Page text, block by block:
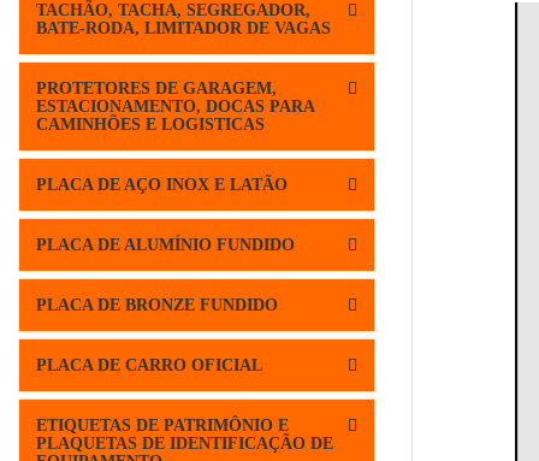
TACHÃO, TACHA, SEGREGADOR,
BATE-RODA, LIMITADOR DE VAGAS
PROTETORES DE GARAGEM,
ESTACIONAMENTO, DOCAS PARA
CAMINHÕES E LOGISTICAS
PLACA DE AÇO INOX E LATÃO
PLACA DE ALUMÍNIO FUNDIDO
PLACA DE BRONZE FUNDIDO
PLACA DE CARRO OFICIAL
ETIQUETAS DE PATRIMÔNIO E
PLAQUETAS DE IDENTIFICAÇÃO DE